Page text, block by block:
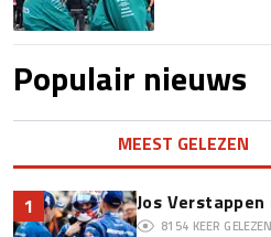
Populair nieuws
MEEST GELEZEN
1 Jos
8154 KEER GELEZEN